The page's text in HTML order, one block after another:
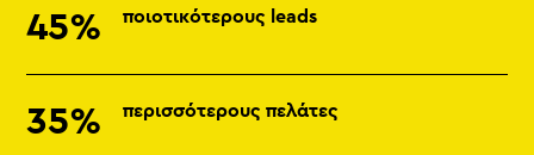
45% ποιοτικότερους leads
35% περισσότερους πελάτες